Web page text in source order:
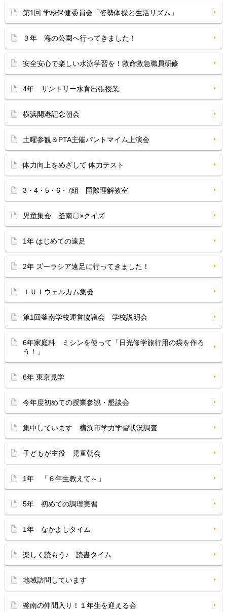
第1回 学校保健委員会「姿勢体操と生活リズム」
３年 海の公園へ行ってきました！
安全安心で楽しい水泳学習を！救命救急職員研修
4年 サントリー水育出張授業
横浜開港記念朝会
土曜参観＆PTA主催パントマイム上演会
体力向上をめざして 体力テスト
3・4・5・6・7組 国際理解教室
児童集会 釜南〇×クイズ
1年 はじめての遠足
2年 ズーラシア遠足に行ってきました！
ＩＵＩウェルカム集会
第1回釜南学校運営協議会 学校説明会
6年家庭科 ミシンを使って「日光修学旅行用の袋を作ろ
う！」
6年 東京見学
今年度初めての授業参観・懇談会
集中しています 横浜市学力学習状況調査
子どもが主役 児童朝会
1年 「６年生教えて～」
5年 初めての調理実習
1年 なかよしタイム
楽しく読もう♪ 読書タイム
地域訪問しています
釜南の仲間入り！１年生を迎える会